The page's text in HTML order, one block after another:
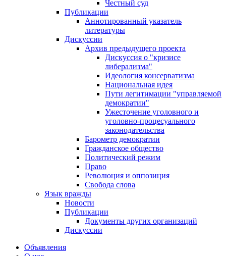
Честный суд
Публикации
Аннотированный указатель
литературы
Дискуссии
Архив предыдущего проекта
Дискуссия о "кризисе
либерализма"
Идеология консерватизма
Национальная идея
Пути легитимации "управляемой
демократии"
Ужесточение уголовного и
уголовно-процесуального
законодательства
Барометр демократии
Гражданское общество
Политический режим
Право
Революция и оппозиция
Свобода слова
Язык вражды
Новости
Публикации
Документы других организаций
Дискуссии
Объявления